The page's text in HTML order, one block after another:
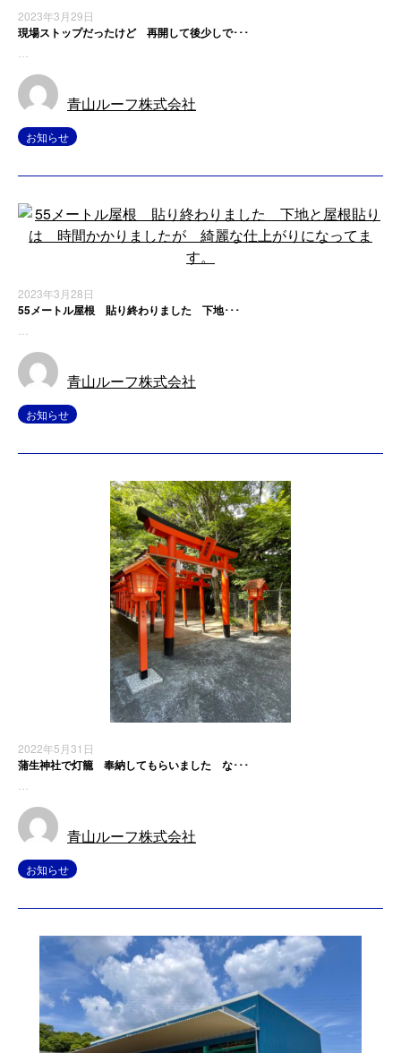
2023年3月29日
現場ストップだったけど 再開して後少しで･･･
青山ルーフ株式会社
お知らせ
2023年3月28日
55メートル屋根 貼り終わりました 下地･･･
青山ルーフ株式会社
お知らせ
2022年5月31日
蒲生神社で灯籠 奉納してもらいました な･･･
青山ルーフ株式会社
お知らせ